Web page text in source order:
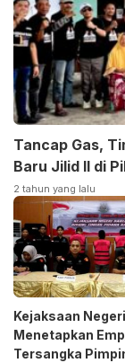
Tancap Gas,
Baru Jilid II di
2 tahun yang lalu
Kejaksaan
Menetapkan
Tersangka